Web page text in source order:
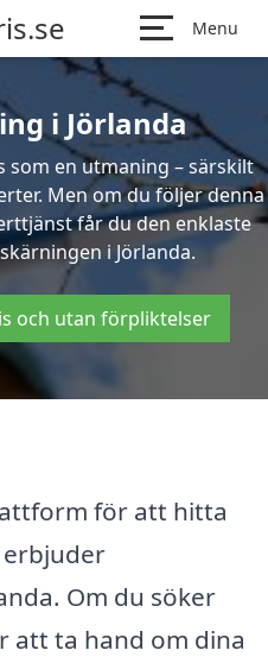
Menu
i Jörlanda
som en utmaning – särskilt
Men om du följer denna
får du den enklaste
i Jörlanda.
och utan förpliktelser
för att hitta
Om du söker
att ta hand om dina